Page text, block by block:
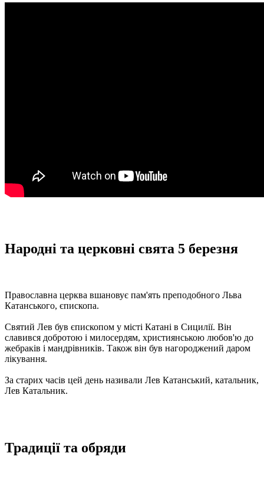
Народні та церковні свята 5 березня
Православна церква вшановує пам'ять преподобного Льва
Катанського, єпископа.
Святий Лев був єпископом у місті Катані в Сицилії. Він
славився добротою і милосердям, християнською любов'ю до
жебраків і мандрівників. Також він був нагороджений даром
лікування.
За старих часів цей день називали Лев Катанський, катальник,
Лев Катальник.
Традиції та обряди